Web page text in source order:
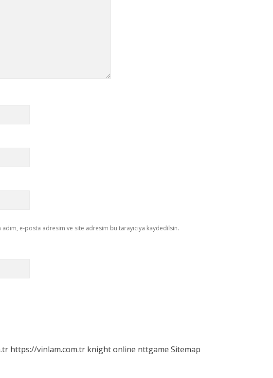
e-posta adresim ve site adresim bu tarayıcıya kaydedilsin.
https://vinlam.com.tr knight online nttgame Sitemap